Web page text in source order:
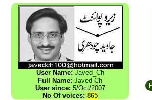
User Name: Javed_Ch
Full Name: Javed Ch
User since: 5/Oct/2007
No Of voices: 865